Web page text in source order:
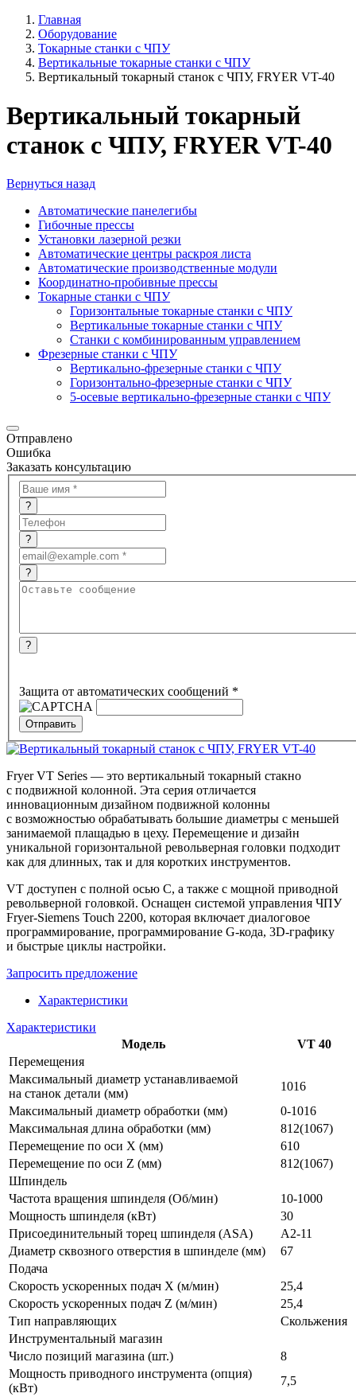
Главная
Оборудование
Токарные станки с ЧПУ
Вертикальные токарные станки с ЧПУ
Вертикальный токарный станок с ЧПУ, FRYER VT-40
Вертикальный токарный
станок с ЧПУ, FRYER VT-40
Вернуться назад
Автоматические панелегибы
Гибочные прессы
Установки лазерной резки
Автоматические центры раскроя листа
Автоматические производственные модули
Координатно-пробивные прессы
Токарные станки с ЧПУ
Горизонтальные токарные станки с ЧПУ
Вертикальные токарные станки с ЧПУ
Станки с комбинированным управлением
Фрезерные станки с ЧПУ
Вертикально-фрезерные станки с ЧПУ
Горизонтально-фрезерные станки с ЧПУ
5-осевые вертикально-фрезерные станки с ЧПУ
Отправлено
Ошибка
Заказать консультацию
?
?
?
?
Защита от автоматических сообщений *
Fryer VT Series — это вертикальный токарный стакно
с подвижной колонной. Эта серия отличается
инновационным дизайном подвижной колонны
с возможностью обрабатывать большие диаметры с меньшей
занимаемой плащадью в цеху. Перемещение и дизайн
уникальной горизонтальной револьверная головки подходит
как для длинных, так и для коротких инструментов.
VT доступен с полной осью С, а также с мощной приводной
револьверной головкой. Оснащен системой управления ЧПУ
Fryer-Siemens Touch 2200, которая включает диалоговое
программирование, программирование G-кода, 3D-графику
и быстрые циклы настройки.
Запросить предложение
Характеристики
Характеристики
Модель
VT 40
Перемещения
Максимальный диаметр устанавливаемой
на станок детали (мм)
1016
Максимальный диаметр обработки (мм)
0-1016
Максимальная длина обработки (мм)
812(1067)
Перемещение по оси X (мм)
610
Перемещение по оси Z (мм)
812(1067)
Шпиндель
Частота вращения шпинделя (Об/мин)
10-1000
Мощность шпинделя (кВт)
30
Присоединительный торец шпинделя (ASA)
А2-11
Диаметр сквозного отверстия в шпинделе (мм)
67
Подача
Скорость ускоренных подач X (м/мин)
25,4
Скорость ускоренных подач Z (м/мин)
25,4
Тип направляющих
Скольжения
Инструментальный магазин
Число позиций магазина (шт.)
8
Мощность приводного инструмента (опция)
(кВт)
7,5